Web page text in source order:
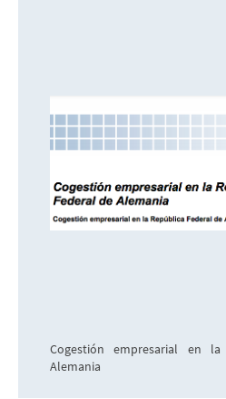
Cogestión empresarial en
Alemania